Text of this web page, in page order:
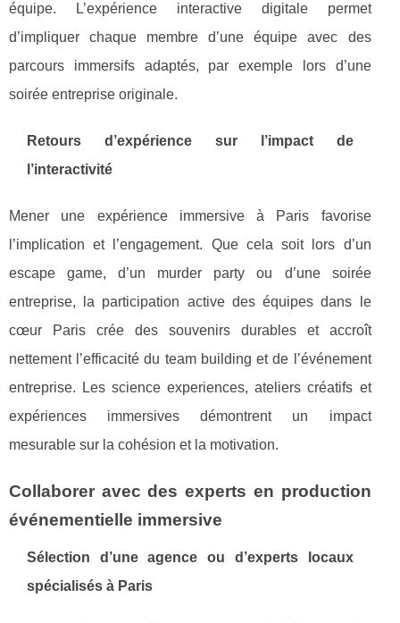
équipe. L’expérience interactive digitale permet
d’impliquer chaque membre d’une équipe avec des
parcours immersifs adaptés, par exemple lors d’une
soirée entreprise originale.
Retours d’expérience sur l’impact de
l’interactivité
Mener une expérience immersive à Paris favorise
l’implication et l’engagement. Que cela soit lors d’un
escape game, d’un murder party ou d’une soirée
entreprise, la participation active des équipes dans le
cœur Paris crée des souvenirs durables et accroît
nettement l’efficacité du team building et de l’événement
entreprise. Les science experiences, ateliers créatifs et
expériences immersives démontrent un impact
mesurable sur la cohésion et la motivation.
Collaborer avec des experts en production
événementielle immersive
Sélection d’une agence ou d’experts locaux
spécialisés à Paris